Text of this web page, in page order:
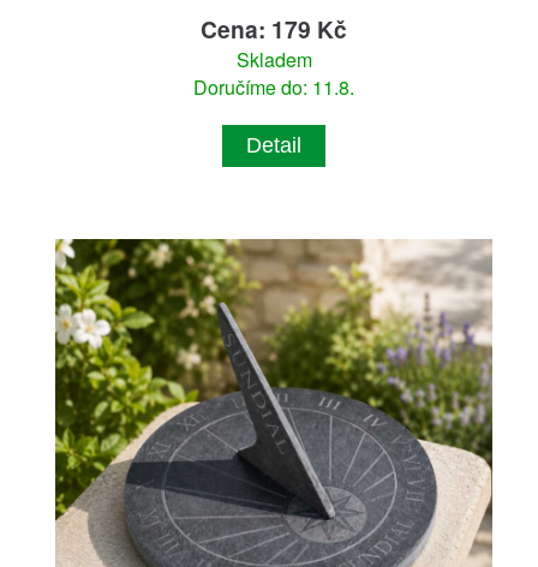
Cena: 179 Kč
Skladem
Doručíme do: 11.8.
Detail